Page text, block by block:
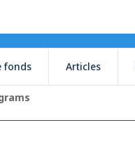
fonds Articles